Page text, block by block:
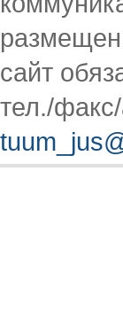
сайт
тел./